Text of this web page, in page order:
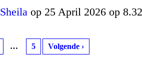
Sheila op 25 April 2026 op
… 5 Volgende ›